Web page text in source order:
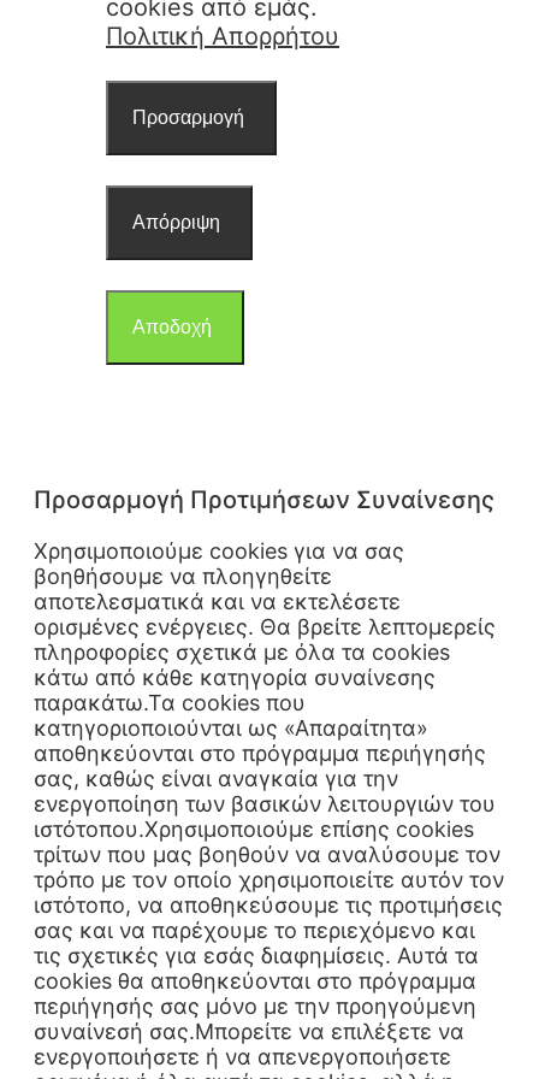
cookies από εμάς.
Πολιτική Απορρήτου
Προσαρμογή
Απόρριψη
Αποδοχή
Προσαρμογή Προτιμήσεων Συναίνεσης
Χρησιμοποιούμε cookies για να σας
βοηθήσουμε να πλοηγηθείτε
αποτελεσματικά και να εκτελέσετε
ορισμένες ενέργειες. Θα βρείτε λεπτομερείς
πληροφορίες σχετικά με όλα τα cookies
κάτω από κάθε κατηγορία συναίνεσης
παρακάτω.Τα cookies που
κατηγοριοποιούνται ως «Απαραίτητα»
αποθηκεύονται στο πρόγραμμα περιήγησής
σας, καθώς είναι αναγκαία για την
ενεργοποίηση των βασικών λειτουργιών του
ιστότοπου.Χρησιμοποιούμε επίσης cookies
τρίτων που μας βοηθούν να αναλύσουμε τον
τρόπο με τον οποίο χρησιμοποιείτε αυτόν τον
ιστότοπο, να αποθηκεύσουμε τις προτιμήσεις
σας και να παρέχουμε το περιεχόμενο και
τις σχετικές για εσάς διαφημίσεις. Αυτά τα
cookies θα αποθηκεύονται στο πρόγραμμα
περιήγησής σας μόνο με την προηγούμενη
συναίνεσή σας.Μπορείτε να επιλέξετε να
ενεργοποιήσετε ή να απενεργοποιήσετε